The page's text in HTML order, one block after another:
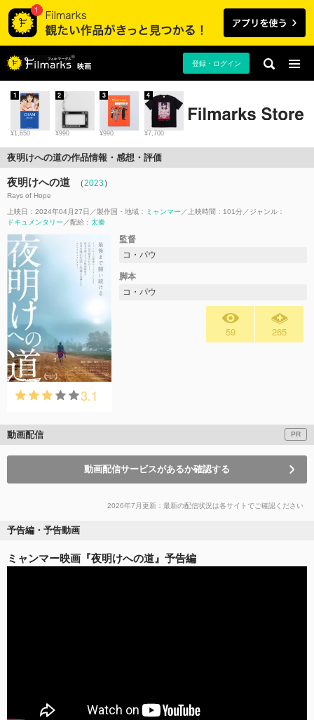
映画 登録・ログイン
¥1,650
1
¥990
2
¥990
3
¥7,700
4
夜明けへの道の作品情報・感想・評価
夜明けへの道 （2023）
Rays of Hope
上映日：2024年04月27日 製作国・地域： ミャンマー 上映時間：101分
ジャンル：
ドキュメンタリー
配給： 太秦
3.1
監督
コ・パウ
脚本
コ・パウ
59 265
動画配信 PR
動画配信サービスがあるか確認する
2026年7月更新：最新の配信状況は各サイトでご確認ください
予告編・予告動画
ミャンマー映画『夜明けへの道』予告編